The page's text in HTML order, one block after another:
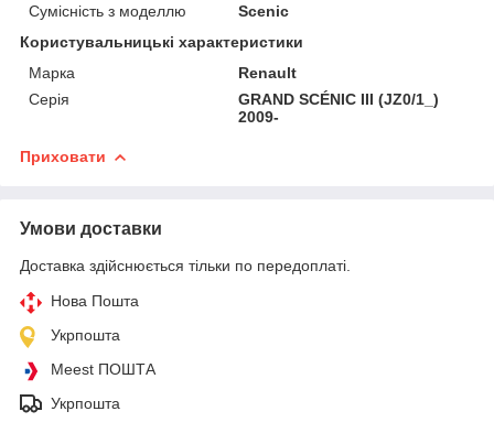
Сумісність з моделлю
Scenic
Користувальницькі характеристики
Марка
Renault
Серія
GRAND SCÉNIC III (JZ0/1_)
2009-
Приховати
Умови доставки
Доставка здійснюється тільки по передоплаті.
Нова Пошта
Укрпошта
Meest ПОШТА
Укрпошта